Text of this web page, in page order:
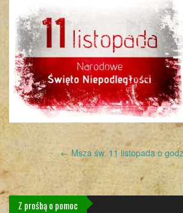
Post
navigation
← Msza św. 11 listopada o
Z prośbą o pomoc